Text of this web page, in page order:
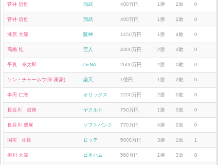
菅井 信也 西武 400万円 1勝 2敗 0
菅井 信也 西武 400万円 1勝 2敗 0
漆原 大晟 阪神 1450万円 1勝 4敗 0
高橋 礼 巨人 4300万円 2勝 2敗 0
平良 拳太郎 DeNA 2600万円 2勝 0敗 0
ソン・チャーホウ(宋 家豪) 楽天 1億円 1勝 2敗 0
本田 仁海 オリックス 2200万円 2勝 0敗 0
長谷川 宙輝 ヤクルト 750万円 1勝 0敗 0
長谷川 威展 ソフトバンク 770万円 4勝 0敗 0
国吉 佑樹 ロッテ 5000万円 3勝 1敗 1
柳川 大晟 日本ハム 560万円 1勝 3敗 8